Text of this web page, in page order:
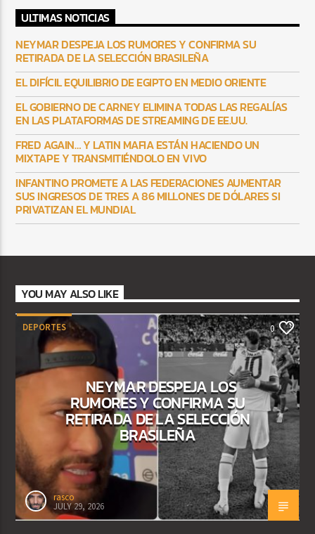
ULTIMAS NOTICIAS
NEYMAR DESPEJA LOS RUMORES Y CONFIRMA SU
RETIRADA DE LA SELECCIÓN BRASILEÑA
EL DIFÍCIL EQUILIBRIO DE EGIPTO EN MEDIO ORIENTE
EL GOBIERNO DE CARNEY ELIMINA TODAS LAS REGALÍAS
EN LAS PLATAFORMAS DE STREAMING DE EE.UU.
FRED AGAIN… Y LATIN MAFIA ESTÁN HACIENDO UN
MIXTAPE Y TRANSMITIÉNDOLO EN VIVO
INFANTINO PROMETE A LAS FEDERACIONES AUMENTAR
SUS INGRESOS DE TRES A 86 MILLONES DE DÓLARES SI
PRIVATIZAN EL MUNDIAL
YOU MAY ALSO LIKE
DEPORTES 0
NEYMAR DESPEJA LOS
RUMORES Y CONFIRMA SU
RETIRADA DE LA SELECCIÓN
BRASILEÑA
rasco
JULY 29, 2026